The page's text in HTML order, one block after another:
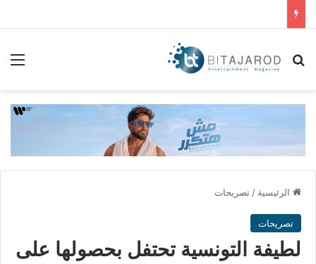
بحث عن
الرئيسية / تصريحات
تصريحات
لطيفة التونسية تحتفل بحصولها على